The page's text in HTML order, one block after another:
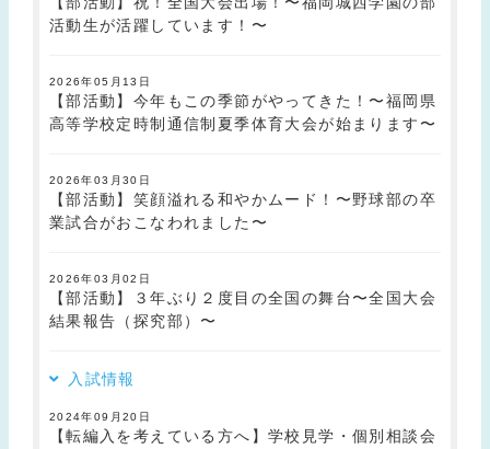
活動生が活躍しています！〜
2026年05月13日
【部活動】今年もこの季節がやってきた！〜福岡県
高等学校定時制通信制夏季体育大会が始まります〜
2026年03月30日
【部活動】笑顔溢れる和やかムード！〜野球部の卒
業試合がおこなわれました〜
2026年03月02日
【部活動】３年ぶり２度目の全国の舞台〜全国大会
結果報告（探究部）〜
入試情報
2024年09月20日
【転編入を考えている方へ】学校見学・個別相談会